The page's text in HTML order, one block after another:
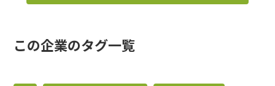
この企業のタグ一覧